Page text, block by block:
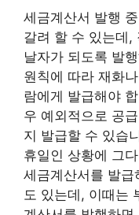
세금계산서 발행 중
갈려 할 수 있는데,
날자가 되도록 발
원칙에 따라 재화
람에게 발급해야
우 예외적으로 공
지 발급할 수 있습
휴일인 상황에 그
세금계산서를 발
도 있는데, 이때는